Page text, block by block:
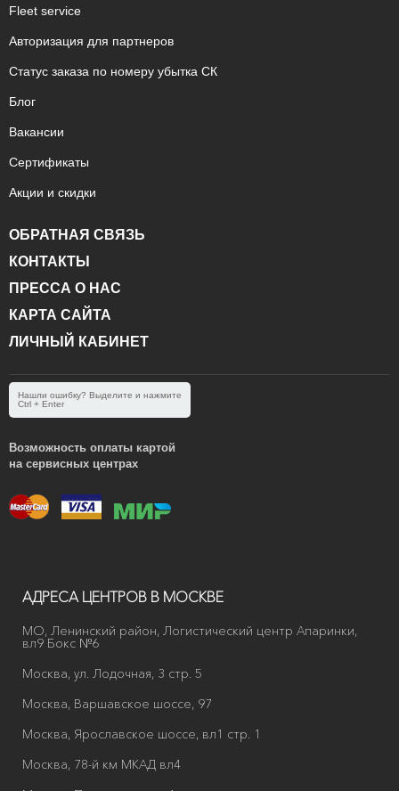
Fleet service
Авторизация для партнеров
Статус заказа по номеру убытка СК
Блог
Вакансии
Сертификаты
Акции и скидки
ОБРАТНАЯ СВЯЗЬ
КОНТАКТЫ
ПРЕССА О НАС
КАРТА САЙТА
ЛИЧНЫЙ КАБИНЕТ
Нашли ошибку? Выделите и нажмите
Ctrl + Enter
Возможность оплаты картой
на сервисных центрах
АДРЕСА ЦЕНТРОВ В МОСКВЕ
МО, Ленинский район, Логистический центр Апаринки,
вл9 Бокс №6
Москва, ул. Лодочная, 3 стр. 5
Москва, Варшавское шоссе, 97
Москва, Ярославское шоссе, вл1 стр. 1
Москва, 78-й км МКАД вл4